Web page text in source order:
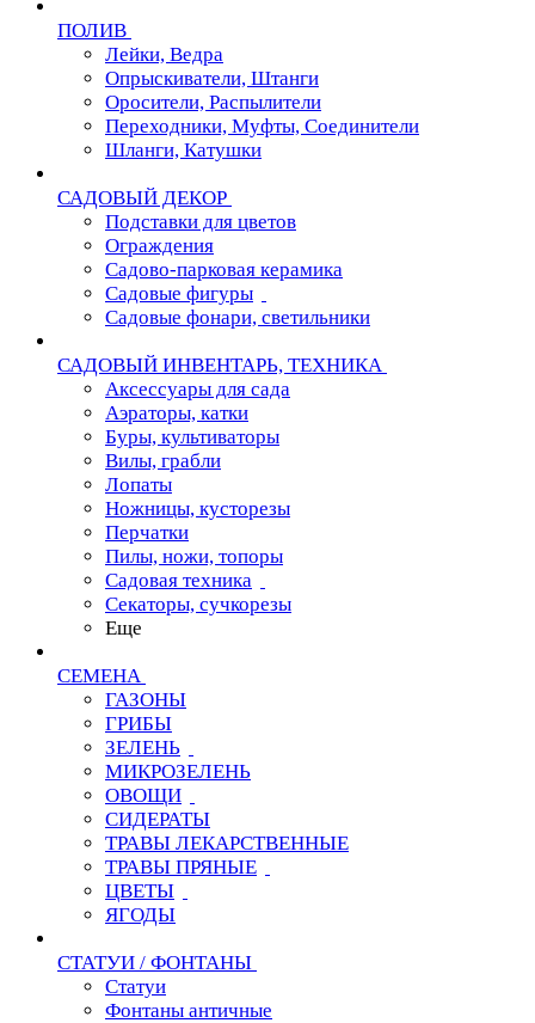
ПОЛИВ
Лейки, Ведра
Опрыскиватели, Штанги
Оросители, Распылители
Переходники, Муфты, Соединители
Шланги, Катушки
САДОВЫЙ ДЕКОР
Подставки для цветов
Ограждения
Садово-парковая керамика
Садовые фигуры
Садовые фонари, светильники
САДОВЫЙ ИНВЕНТАРЬ, ТЕХНИКА
Аксессуары для сада
Аэраторы, катки
Буры, культиваторы
Вилы, грабли
Лопаты
Ножницы, кусторезы
Перчатки
Пилы, ножи, топоры
Садовая техника
Секаторы, сучкорезы
Еще
СЕМЕНА
ГАЗОНЫ
ГРИБЫ
ЗЕЛЕНЬ
МИКРОЗЕЛЕНЬ
ОВОЩИ
СИДЕРАТЫ
ТРАВЫ ЛЕКАРСТВЕННЫЕ
ТРАВЫ ПРЯНЫЕ
ЦВЕТЫ
ЯГОДЫ
СТАТУИ / ФОНТАНЫ
Статуи
Фонтаны античные